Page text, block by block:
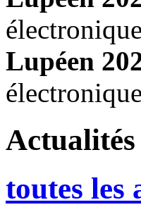
électronique
Lupéen
électronique
Actualités
toutes les